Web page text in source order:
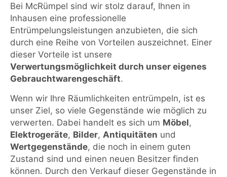
Bei McRümpel sind wir stolz darauf, Ihnen in
Inhausen eine professionelle
Entrümpelungsleistungen anzubieten, die sich
durch eine Reihe von Vorteilen auszeichnet. Einer
dieser Vorteile ist unsere
Verwertungsmöglichkeit durch unser eigenes
Gebrauchtwarengeschäft.
Wenn wir Ihre Räumlichkeiten entrümpeln, ist es
unser Ziel, so viele Gegenstände wie möglich zu
verwerten. Dabei handelt es sich um Möbel,
Elektrogeräte, Bilder, Antiquitäten und
Wertgegenstände, die noch in einem guten
Zustand sind und einen neuen Besitzer finden
können. Durch den Verkauf dieser Gegenstände in